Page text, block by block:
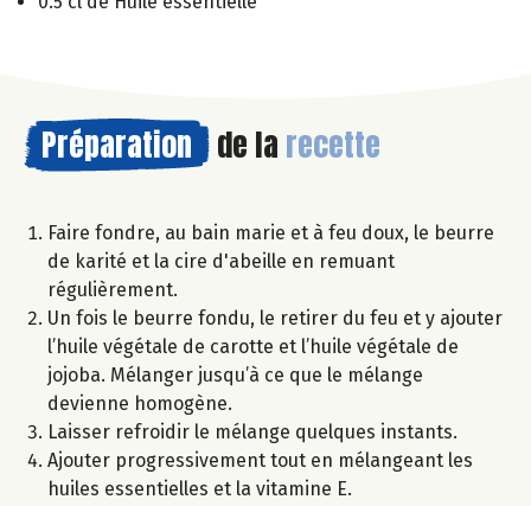
Préparation de la recette
Faire fondre, au bain marie et à feu doux, le beurre
de karité et la cire d'abeille en remuant
régulièrement.
Un fois le beurre fondu, le retirer du feu et y ajouter
l’huile végétale de carotte et l’huile végétale de
jojoba. Mélanger jusqu’à ce que le mélange
devienne homogène.
Laisser refroidir le mélange quelques instants.
Ajouter progressivement tout en mélangeant les
huiles essentielles et la vitamine E.